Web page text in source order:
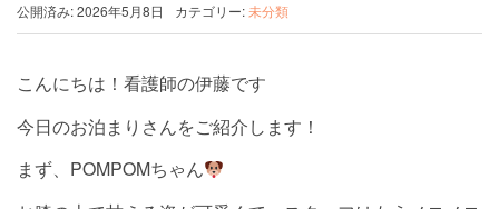
公開済み: 2026年5月8日 カテゴリー:未分類
こんにちは！看護師の伊藤です
今日のお泊まりさんをご紹介します！
まず、POMPOMちゃん